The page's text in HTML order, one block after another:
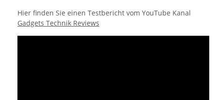
Hier finden Sie einen Testbericht vom YouTube Kanal
Gadgets Technik Reviews